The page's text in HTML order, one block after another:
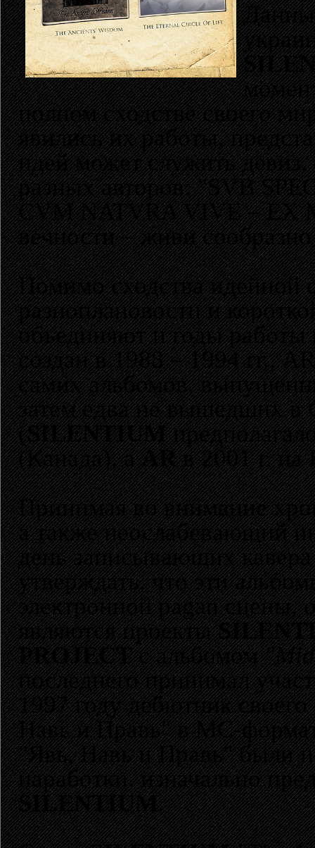
полном сходстве своего
явились их работы,
идей может служить
разных авторов: "SVB
CVM NATVRA VIVE – EX
вечности – живи
Помимо сходства идейной
разноплановости и
объединяют и годы
создан в 1988 – 1994 гг.,
самих альбомов,
затем едва не вышедших в
(SILENTIUM
(Канада), аARв 2001 г.
Принимая во внимание
а также неослабевающий
день записывающих
утверждать, что эти
электронной pagan сцены,
являются проекты
PROJECTс альбомом
последнего принимал
1997 году дебютник
Навь и Правь" в MC-
"Явь, Навь и Правь" были
наработки, изначально
SILENTIUM.